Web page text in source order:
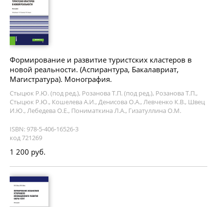
Формирование и развитие туристских кластеров в
новой реальности. (Аспирантура, Бакалавриат,
Магистратура). Монография.
Стыцюк Р.Ю. (под ред.), Розанова Т.П. (под ред.), Розанова Т.П.,
Стыцюк Р.Ю., Кошелева А.И., Денисова О.А., Левченко К.В., Швец
И.Ю., Лебедева О.Е., Пониматкина Л.А., Гизатуллина О.М.
ISBN: 978-5-406-16526-3
код 721269
1 200 руб.